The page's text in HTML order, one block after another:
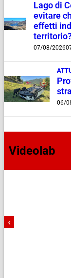
Lago di
evitare
effetti
07/08/2026
06/
Videolab
‹